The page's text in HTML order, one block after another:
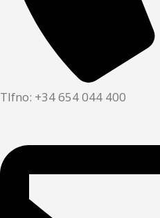
Tlfno: +34 654 044 400